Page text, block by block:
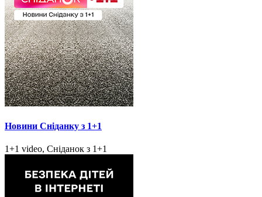
Новини Сніданку з 1+1
1+1 video, Сніданок з 1+1